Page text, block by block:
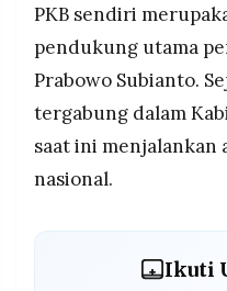
PKB sendiri
pendukung utama
Prabowo Subianto.
tergabung dalam
saat ini menjalankan
nasional.
Ikuti